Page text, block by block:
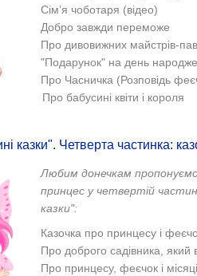
Сім’я чоботаря (відео)
Добро завжди переможе
Про дивовижних майстрів-
"Подарунок" на день
Про Часничка (Розповідь
квіти і короля
казки". Четверта частинка:
Любим донечкам
принцес у четвертій
казки":
Казочка про принцесу і
Про доброго садівника, який
Про принцесу, феєчок і